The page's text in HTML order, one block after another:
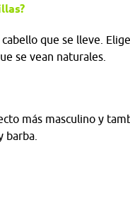
que se lleve.
se vean naturales.
más masculino y
barba.